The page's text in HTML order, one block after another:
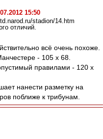
15:50
stadion/14.htm
отличий.
всё очень похоже.
- 105 x 68.
правилами - 120 х
нанести разметку на
поближе к трибунам.